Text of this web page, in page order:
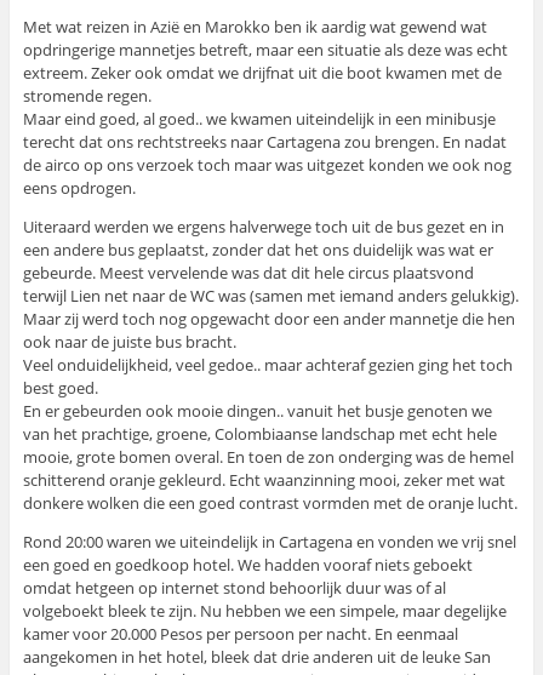
Met wat reizen in Azië en Marokko ben ik aardig wat gewend wat
opdringerige mannetjes betreft, maar een situatie als deze was echt
extreem. Zeker ook omdat we drijfnat uit die boot kwamen met de
stromende regen.
Maar eind goed, al goed.. we kwamen uiteindelijk in een minibusje
terecht dat ons rechtstreeks naar Cartagena zou brengen. En nadat
de airco op ons verzoek toch maar was uitgezet konden we ook nog
eens opdrogen.
Uiteraard werden we ergens halverwege toch uit de bus gezet en in
een andere bus geplaatst, zonder dat het ons duidelijk was wat er
gebeurde. Meest vervelende was dat dit hele circus plaatsvond
terwijl Lien net naar de WC was (samen met iemand anders gelukkig).
Maar zij werd toch nog opgewacht door een ander mannetje die hen
ook naar de juiste bus bracht.
Veel onduidelijkheid, veel gedoe.. maar achteraf gezien ging het toch
best goed.
En er gebeurden ook mooie dingen.. vanuit het busje genoten we
van het prachtige, groene, Colombiaanse landschap met echt hele
mooie, grote bomen overal. En toen de zon onderging was de hemel
schitterend oranje gekleurd. Echt waanzinning mooi, zeker met wat
donkere wolken die een goed contrast vormden met de oranje lucht.
Rond 20:00 waren we uiteindelijk in Cartagena en vonden we vrij snel
een goed en goedkoop hotel. We hadden vooraf niets geboekt
omdat hetgeen op internet stond behoorlijk duur was of al
volgeboekt bleek te zijn. Nu hebben we een simpele, maar degelijke
kamer voor 20.000 Pesos per persoon per nacht. En eenmaal
aangekomen in het hotel, bleek dat drie anderen uit de leuke San